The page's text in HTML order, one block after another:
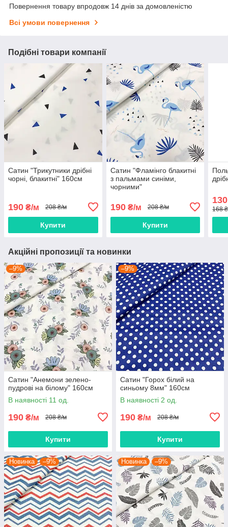
Повернення товару впродовж 14 днів за домовленістю
Всі умови повернення
Подібні товари компанії
Сатин "Трикутники дрібні
чорні, блакитні" 160см
190 ₴/м 208 ₴/м
Купити
Сатин "Фламінго блакитні
з пальмами синіми,
чорними"
190₴/м 208 ₴/м
Купити
130
168
Акційні пропозиції та новинки
–9%
Сатин "Анемони зелено-
пудрові на білому" 160см
В наявності 11 од.
190 ₴/м 208 ₴/м
Купити
–9%
Сатин "Горох білий на
синьому 8мм" 160см
В наявності 2 од.
190 ₴/м 208 ₴/м
Купити
Новинка –9% Новинка –9%